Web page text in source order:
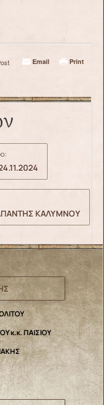
Email Print
ΚΑΛΥΜΝΟΥ
κ.κ. ΠΑΙΣΙΟΥ